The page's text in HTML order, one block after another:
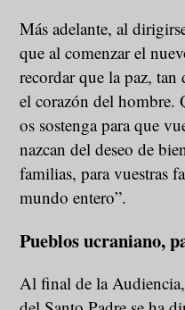
Más adelante, al
que al comenzar el
recordar que la paz, tan
el corazón del hombre.
os sostenga para que
nazcan del deseo de
familias, para vuestras
mundo entero”.
Pueblos ucraniano,
Al final de la